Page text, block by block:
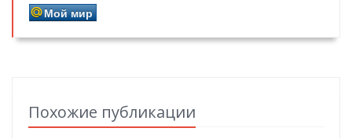
Мой мир
Похожие публикации